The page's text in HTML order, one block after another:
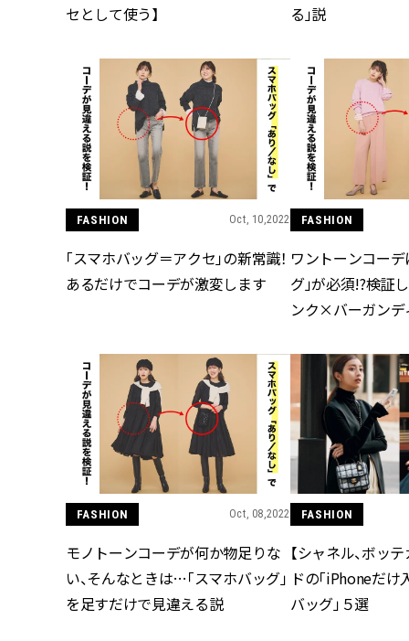
セとして使う】
る」説
FASHION Oct, 10,2022
「スマホバッグ＝アクセ」の新常識！
あるだけでコーデが激変します
FASHION
ワントーンコーデ
グ」が必須!?検証
ンク×バーガンデ
FASHION Oct, 08,2022
モノトーンコーデが何か物足りな
い、そんなときは…「スマホバッグ」
を足すだけで見違える説
FASHION
【シャネル、ボッ
ドの「iPhoneだけ
バッグ」５選